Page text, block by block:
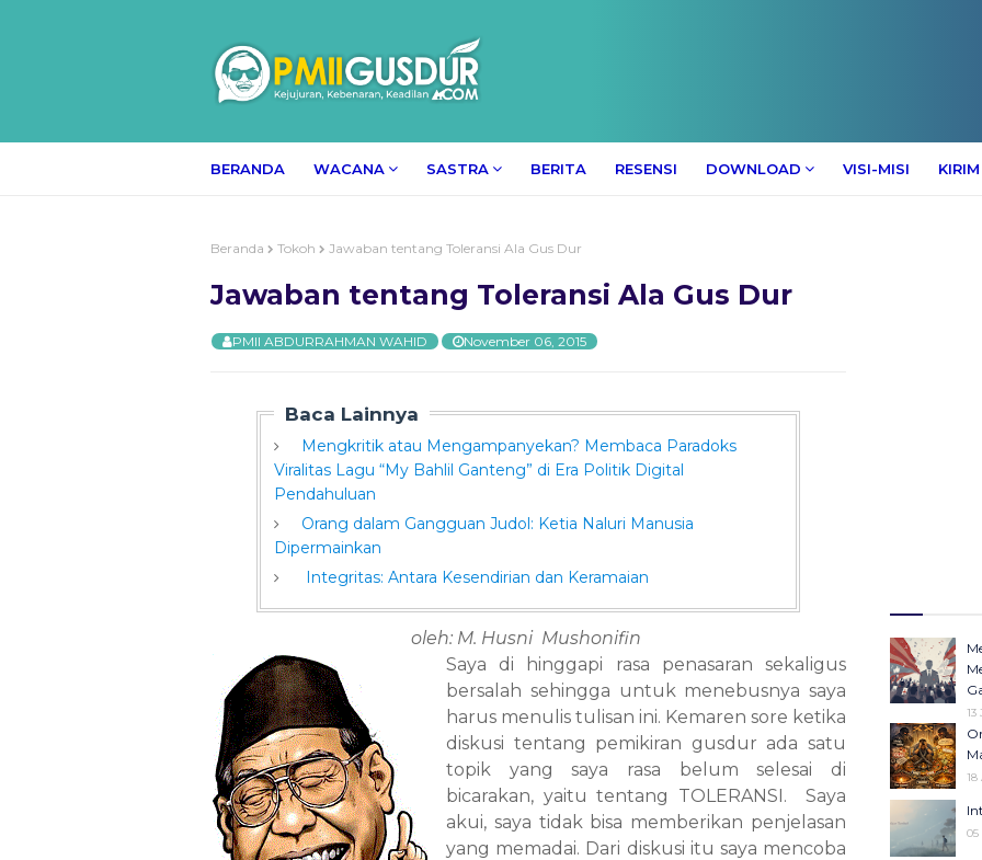
BERANDA WACANA SASTRA BERITA RESENSI DOWNLOAD VISI-MISI
Beranda Tokoh Jawaban tentang Toleransi Ala Gus Dur
Jawaban tentang Toleransi Ala Gus Dur
PMII ABDURRAHMAN WAHID November 06, 2015
Baca Lainnya
Mengkritik atau Mengampanyekan? Membaca Paradoks
Viralitas Lagu “My Bahlil Ganteng” di Era Politik Digital
Pendahuluan
Orang dalam Gangguan Judol: Ketia Naluri Manusia
Dipermainkan
Integritas: Antara Kesendirian dan Keramaian
oleh: M. Husni Mushonifin
Saya di hinggapi rasa penasaran sekaligus
bersalah sehingga untuk menebusnya saya
harus menulis tulisan ini. Kemaren sore ketika
diskusi tentang pemikiran gusdur ada satu
topik yang saya rasa belum selesai di
bicarakan, yaitu tentang TOLERANSI. Saya
akui, saya tidak bisa memberikan penjelasan
yang memadai. Dari diskusi itu saya mencoba
13
18